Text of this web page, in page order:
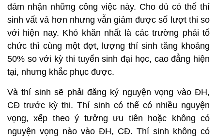
đảm nhận những công việc này. Cho dù có thể thí
sinh vất vả hơn nhưng vẫn giảm được số lượt thi so
với hiện nay. Khó khăn nhất là các trường phải tổ
chức thì cùng một đợt, lượng thí sinh tăng khoảng
50% so với kỳ thi tuyển sinh đại học, cao đẳng hiện
tại, nhưng khắc phục được.
Và thí sinh sẽ phải đăng ký nguyện vọng vào ĐH,
CĐ trước kỳ thi. Thí sinh có thể có nhiều nguyện
vọng, xếp theo ý tưởng ưu tiên hoặc không có
nguyện vọng nào vào ĐH, CĐ. Thí sinh không có